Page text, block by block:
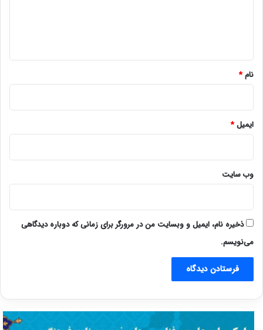
نام*
ایمیل*
وب‌ سایت
ذخیره نام، ایمیل و وبسایت من در مرورگر برای زمانی که دوباره دیدگاهی
می‌نویسم.